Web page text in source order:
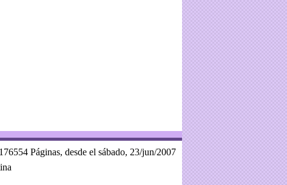
Páginas, desde el sábado, 23/jun/2007